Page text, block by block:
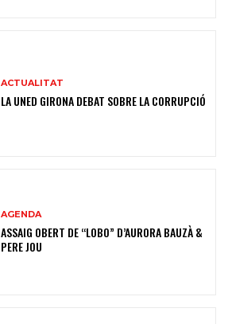
ACTUALITAT
LA UNED GIRONA DEBAT SOBRE LA CORRUPCIÓ
AGENDA
ASSAIG OBERT DE “LOBO” D’AURORA BAUZÀ &
PERE JOU